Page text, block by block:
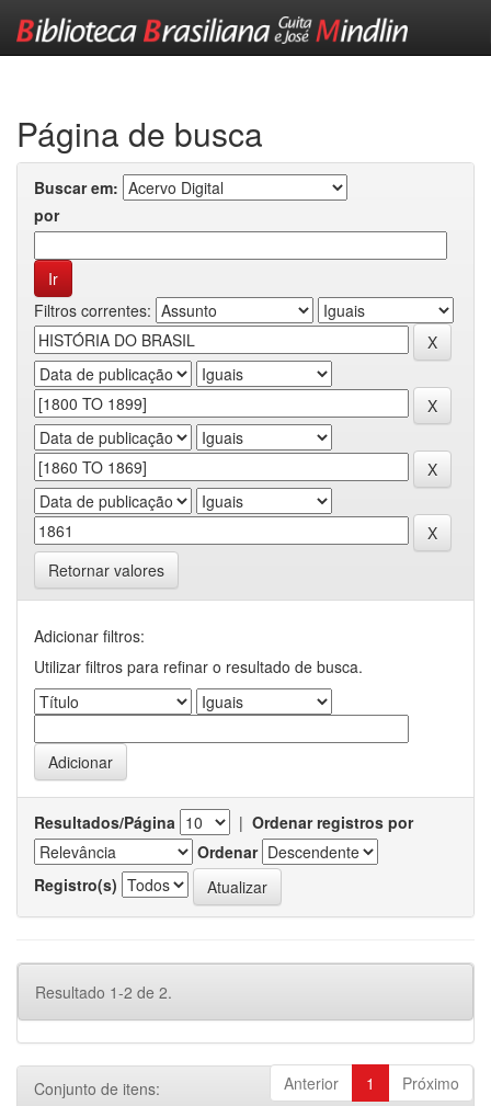
Página de busca
Buscar em:
por
Filtros correntes:
Retornar valores
Adicionar filtros:
Utilizar filtros para refinar o resultado de busca.
Resultados/Página | Ordenar registros por
Ordenar
Registro(s)
Resultado 1-2 de 2.
Anterior 1 Próximo
Conjunto de itens: